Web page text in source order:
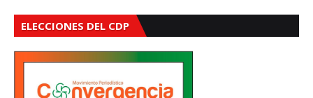
ELECCIONES DEL CDP